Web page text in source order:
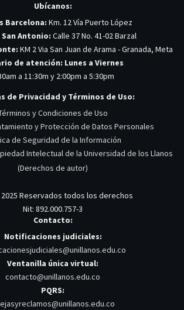
Ubícanos:
Barcelona: Km. 12 Vía Puerto López
San Antonio: Calle 37 No. 41-02 Barzal
KM 2 Via San Juan de Arama - Granada, Meta
de atención: Lunes a Viernes
a 11:30m y 2:00pm a 5:30pm
de Privacidad y Términos de Uso:
y Condiciones de Uso
y Protección de Datos Personales
de Seguridad de la Información
Intelectual de la Universidad de los Llanos
(Derechos de autor)
Reservados todos los derechos
Nit: 892.000.757-3
Contacto:
Notificaciones judiciales:
Ventanilla única virtual:
contacto@unillanos.edu.co
PQRS: